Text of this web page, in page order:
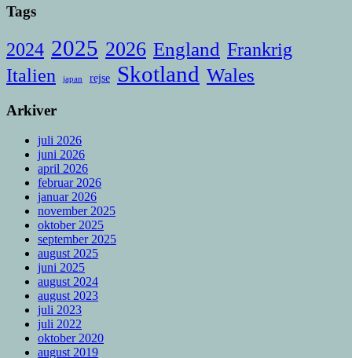
Tags
2024 2025 2026 England Frankrig
Italien
japan rejse Skotland Wales
Arkiver
juli 2026
juni 2026
april 2026
februar 2026
januar 2026
november 2025
oktober 2025
september 2025
august 2025
juni 2025
august 2024
august 2023
juli 2023
juli 2022
oktober 2020
august 2019